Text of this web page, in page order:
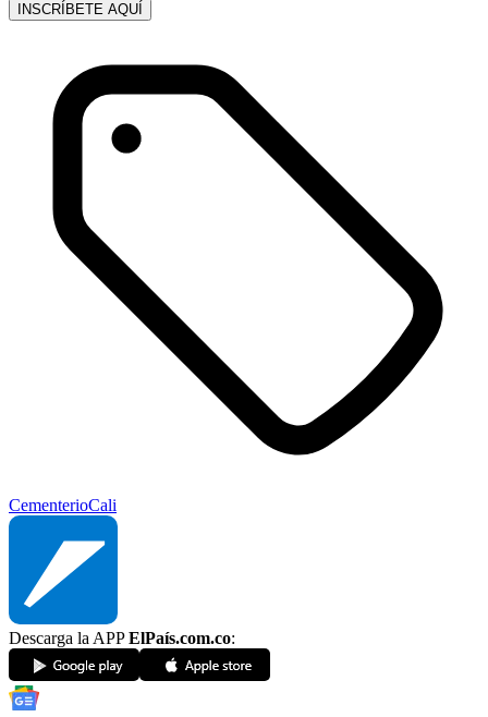
INSCRÍBETE AQUÍ
CementerioCali
Descarga la APPElPaís.com.co: